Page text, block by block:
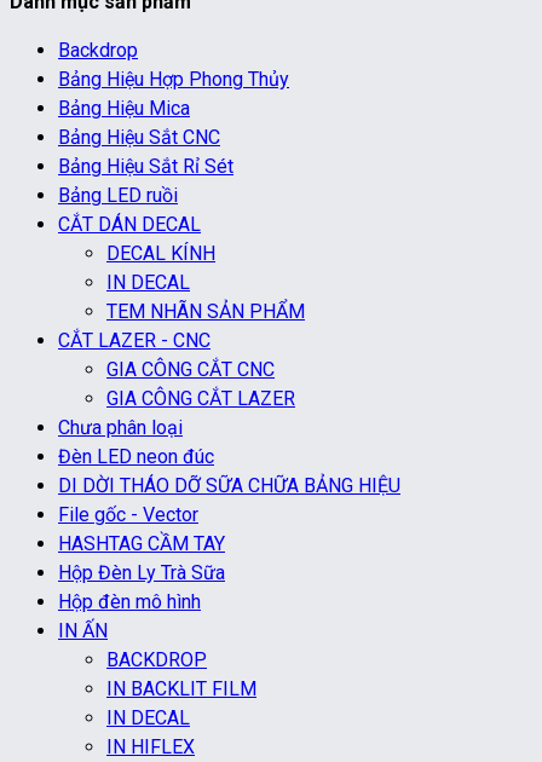
Backdrop
Bảng Hiệu Hợp Phong Thủy
Bảng Hiệu Mica
Bảng Hiệu Sắt CNC
Bảng Hiệu Sắt Rỉ Sét
Bảng LED ruồi
CẮT DÁN DECAL
DECAL KÍNH
IN DECAL
TEM NHÃN SẢN PHẨM
CẮT LAZER - CNC
GIA CÔNG CẮT CNC
GIA CÔNG CẮT LAZER
Chưa phân loại
Đèn LED neon đúc
DI DỜI THÁO DỠ SỮA CHỮA BẢNG HIỆU
File gốc - Vector
HASHTAG CẦM TAY
Hộp Đèn Ly Trà Sữa
Hộp đèn mô hình
IN ẤN
BACKDROP
IN BACKLIT FILM
IN DECAL
IN HIFLEX